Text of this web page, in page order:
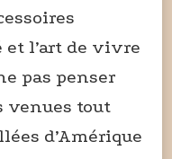
et l’art de vivre
pas penser
venues tout
d’Amérique